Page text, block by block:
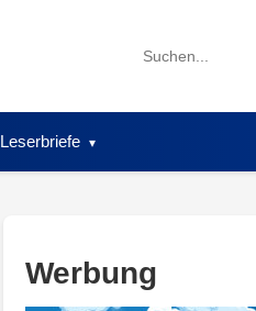
Search
Leserbriefe
Werbung